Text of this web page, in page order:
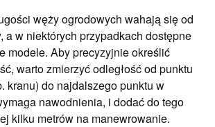
węży ogrodowych wahają się od
a w niektórych przypadkach dostępne
modele. Aby precyzyjnie określić
warto zmierzyć odległość od punktu
kranu) do najdalszego punktu w
nawodnienia, i dodać do tego
kilku metrów na manewrowanie.